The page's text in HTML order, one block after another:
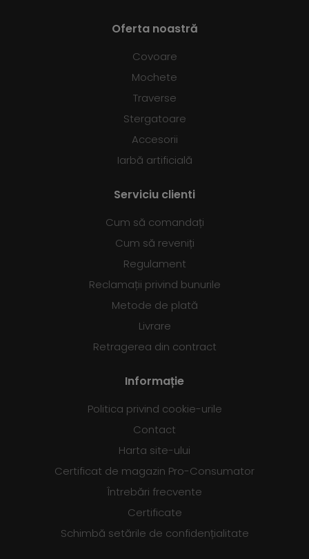
Oferta noastră
Covoare
Mochete
Traverse
Stergatoare
Accesorii
Iarbă artificială
Serviciu clienti
Cum să comandați
Cum să reveniți
Regulament
Reclamații privind bunurile
Metode de plată
Livrare
Retragerea din contract
Informație
Politica privind cookie-urile
Contact
Harta site-ului
Certificat de magazin Pro-Consumator
Întrebări frecvente
Certificate
Schimbă setările de confidențialitate